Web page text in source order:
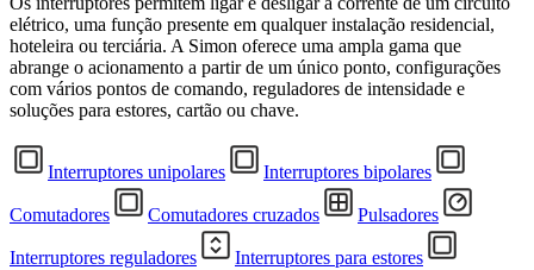
elétrico, uma função presente em qualquer instalação residencial,
hoteleira ou terciária. A Simon oferece uma ampla gama que
abrange o acionamento a partir de um único ponto, configurações
com vários pontos de comando, reguladores de intensidade e
soluções para estores, cartão ou chave.
Interruptores unipolares Interruptores bipolares
Comutadores Comutadores cruzados Pulsadores
Interruptores reguladores Interruptores para estores